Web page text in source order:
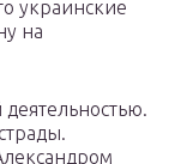
украинские
на